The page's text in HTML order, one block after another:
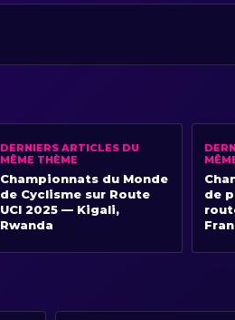
DERNIERS ARTICLES DU
MÊME THÈME
Championnats du Monde
de Cyclisme sur Route
UCI 2025 — Kigali,
Rwanda
de